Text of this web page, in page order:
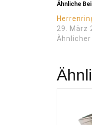
Ähnliche
29. März